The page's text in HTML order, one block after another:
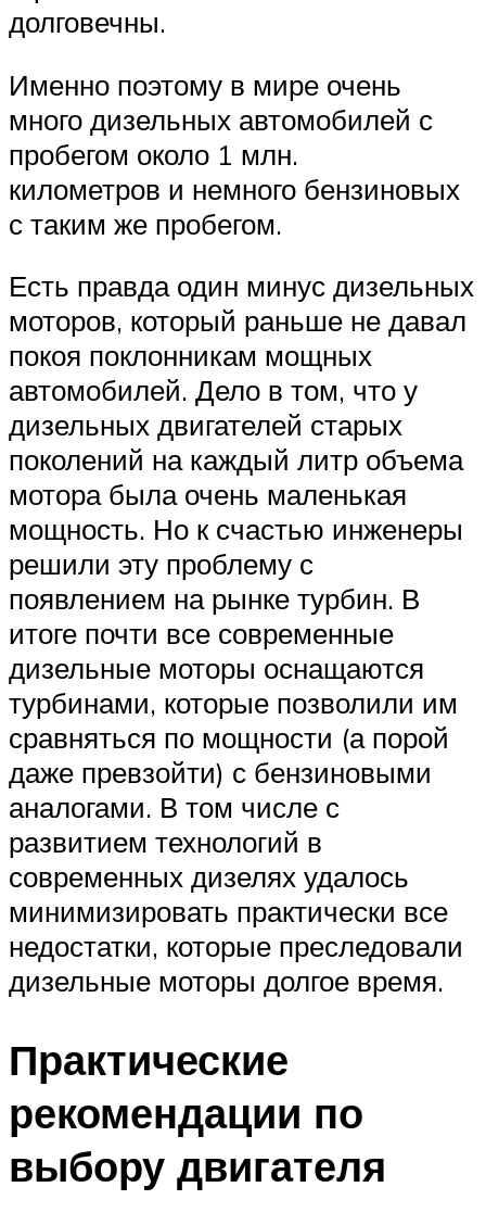
долговечны.
Именно поэтому в мире очень
много дизельных автомобилей с
пробегом около 1 млн.
километров и немного бензиновых
с таким же пробегом.
Есть правда один минус дизельных
моторов, который раньше не давал
покоя поклонникам мощных
автомобилей. Дело в том, что у
дизельных двигателей старых
поколений на каждый литр объема
мотора была очень маленькая
мощность. Но к счастью инженеры
решили эту проблему с
появлением на рынке турбин. В
итоге почти все современные
дизельные моторы оснащаются
турбинами, которые позволили им
сравняться по мощности (а порой
даже превзойти) с бензиновыми
аналогами. В том числе с
развитием технологий в
современных дизелях удалось
минимизировать практически все
недостатки, которые преследовали
дизельные моторы долгое время.
Практические
рекомендации по
выбору двигателя